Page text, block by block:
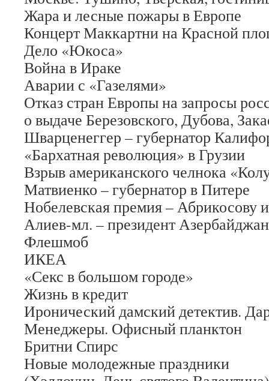
Жара и лесные пожары в Европе
Концерт Маккартни на Красной
Дело «Юкоса»
Война в Ираке
Аварии с «Газелями»
Отказ стран Европы на запросы
о выдаче Березовского, Дубова,
Шварценеггер – губернатор
«Бархатная революция» в Грузии
Взрыв американского челнока
Матвиенко – губернатор в Питере
Нобелевская премия – Абрикосову
Алиев-мл. – президент
Флешмоб
ИКЕА
«Секс в большом городе»
Жизнь в кредит
Иронический дамский детектив.
Менеджеры. Офисный планктон
Бритни Спирс
Новые молодежные праздники